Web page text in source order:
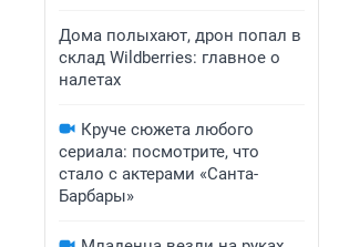
Дома полыхают, дрон попал в
склад Wildberries: главное о
налетах
Круче сюжета любого
сериала: посмотрите, что
стало с актерами «Санта-
Барбары»